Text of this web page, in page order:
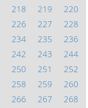
218 219
220
226 227
228
234 235
236
242 243
244
250 251
252
258 259
260
266 267
268